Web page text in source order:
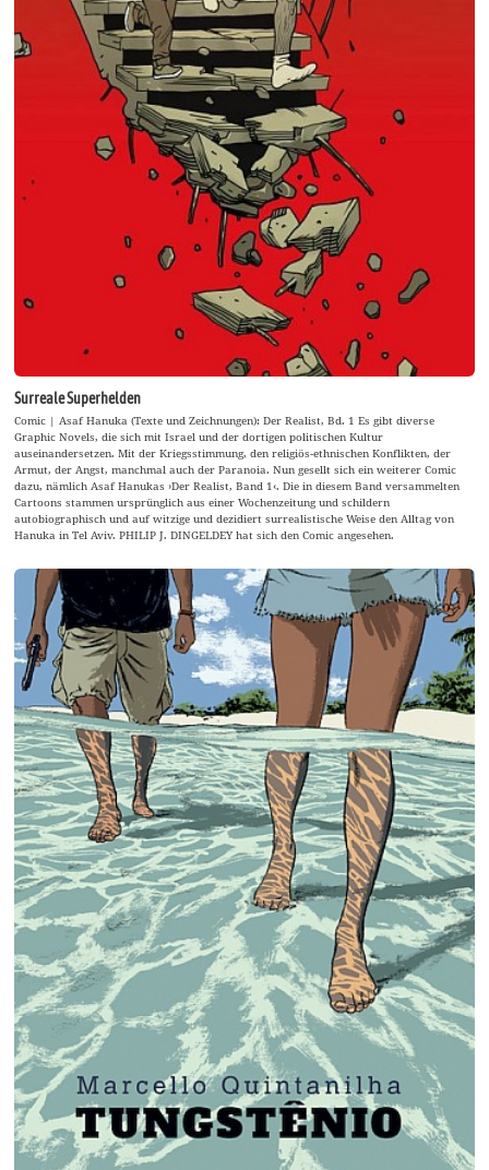
Surreale Superhelden
Comic | Asaf Hanuka (Texte und Zeichnungen): Der Realist, Bd. 1 Es gibt diverse
Graphic Novels, die sich mit Israel und der dortigen politischen Kultur
auseinandersetzen. Mit der Kriegsstimmung, den religiös-ethnischen Konflikten, der
Armut, der Angst, manchmal auch der Paranoia. Nun gesellt sich ein weiterer Comic
dazu, nämlich Asaf Hanukas ›Der Realist, Band 1‹. Die in diesem Band versammelten
Cartoons stammen ursprünglich aus einer Wochenzeitung und schildern
autobiographisch und auf witzige und dezidiert surrealistische Weise den Alltag von
Hanuka in Tel Aviv. PHILIP J. DINGELDEY hat sich den Comic angesehen.